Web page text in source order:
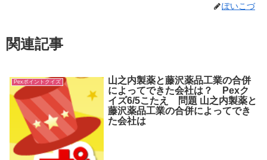
ぽいこづ
関連記事
Pexポイントクイズ
山之内製薬と藤沢薬品工業の合併
によってできた会社は？ Pexク
イズ6/5こたえ 問題 山之内製薬と
藤沢薬品工業の合併によってでき
た会社は